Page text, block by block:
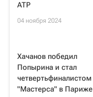
ATP
04 ноября 2024
Хачанов победил
Попырина и стал
четвертьфиналистом
"Мастерса" в Париже